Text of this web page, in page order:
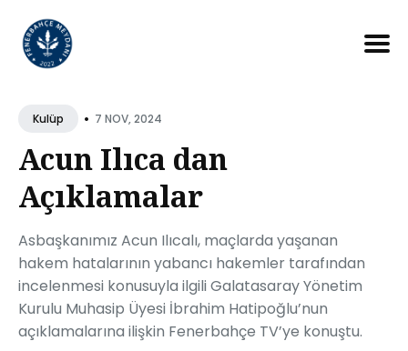
Blog
Kulüp • 7 NOV, 2024
Acun Ilıca dan
Açıklamalar
Asbaşkanımız Acun Ilıcalı, maçlarda yaşanan
hakem hatalarının yabancı hakemler tarafından
incelenmesi konusuyla ilgili Galatasaray Yönetim
Kurulu Muhasip Üyesi İbrahim Hatipoğlu’nun
açıklamalarına ilişkin Fenerbahçe TV’ye konuştu.